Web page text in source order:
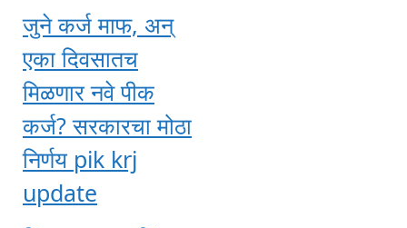
जुने कर्ज माफ, अन्
एका दिवसातच
मिळणार नवे पीक
कर्ज? सरकारचा मोठा
निर्णय pik krj
update